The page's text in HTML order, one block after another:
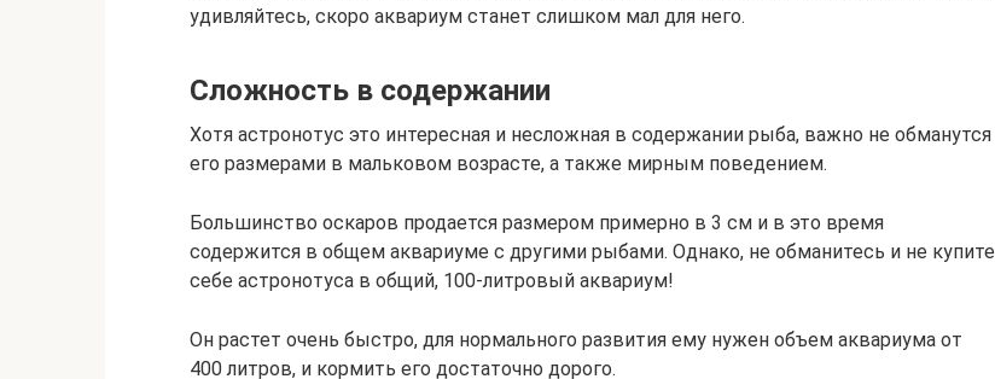
удивляйтесь, скоро аквариум станет слишком мал для него.
Сложность в содержании
Хотя астронотус это интересная и несложная в содержании рыба, важно не обманутся
его размерами в мальковом возрасте, а также мирным поведением.
Большинство оскаров продается размером примерно в 3 см и в это время
содержится в общем аквариуме с другими рыбами. Однако, не обманитесь и не купите
себе астронотуса в общий, 100-литровый аквариум!
Он растет очень быстро, для нормального развития ему нужен объем аквариума от
400 литров, и кормить его достаточно дорого.